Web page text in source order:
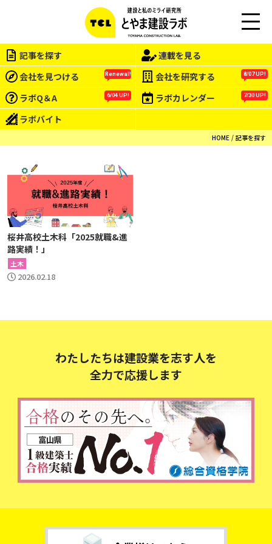
EN
記事を探す
連載を見る
会社を見つける
Renewal! 会社を研究する 8/07 UP!
ラボQ＆A 6/04 UP! ラボカレンダー 7/30 UP!
ラボバイト
HOME 記事を探す
桜井高校土木科「2025就職&進
路実績！」
土木
2026.02.18
わたしたちは建設業を志す人を
全力で応援します